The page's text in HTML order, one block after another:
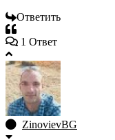
Ответить
1 Ответ
ZinovievBG